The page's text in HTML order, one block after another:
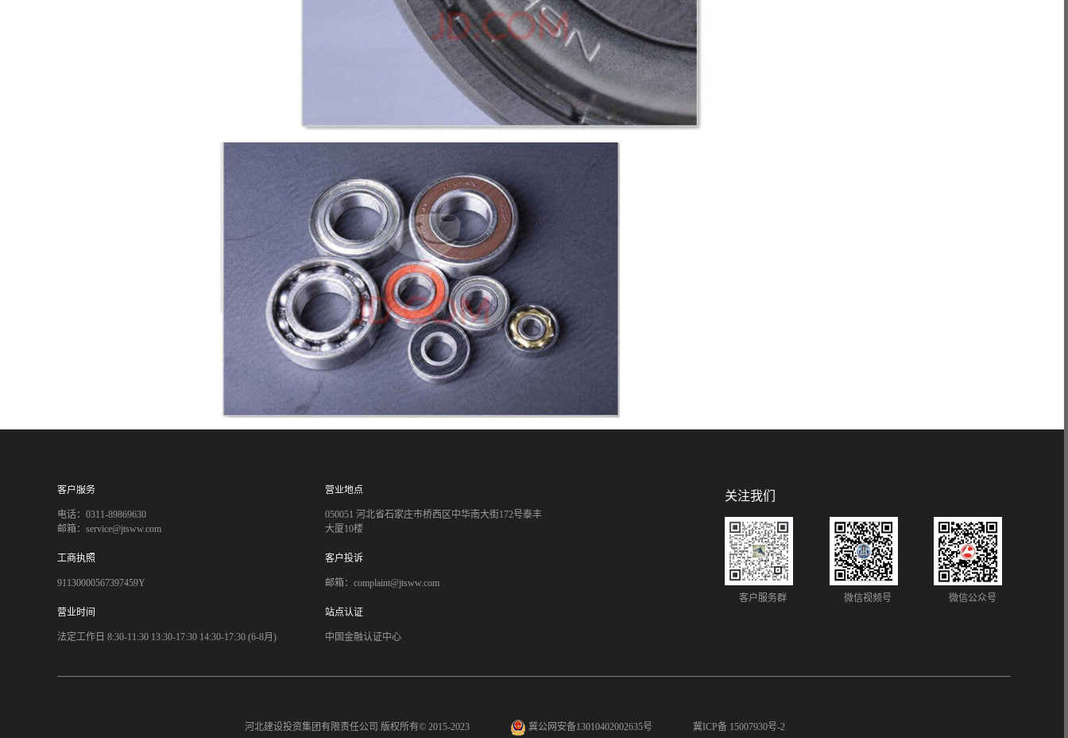
客户服务
电话：0311-89869630
邮箱：service@jtsww.com
营业地点
050051 河北省石家庄市桥西区中华南大街172号泰丰
大厦10楼
工商执照
91130000567397459Y
客户投诉
邮箱：complaint@jtsww.com
营业时间
法定工作日 8:30-11:30 13:30-17:30 14:30-17:30 (6-8月)
站点认证
中国金融认证中心
关注我们
客户服务群 微信视频号 微信公众号
河北建设投资集团有限责任公司 版权所有© 2015-2023 冀公网安备13010402002635号 冀ICP备 15007930号-2